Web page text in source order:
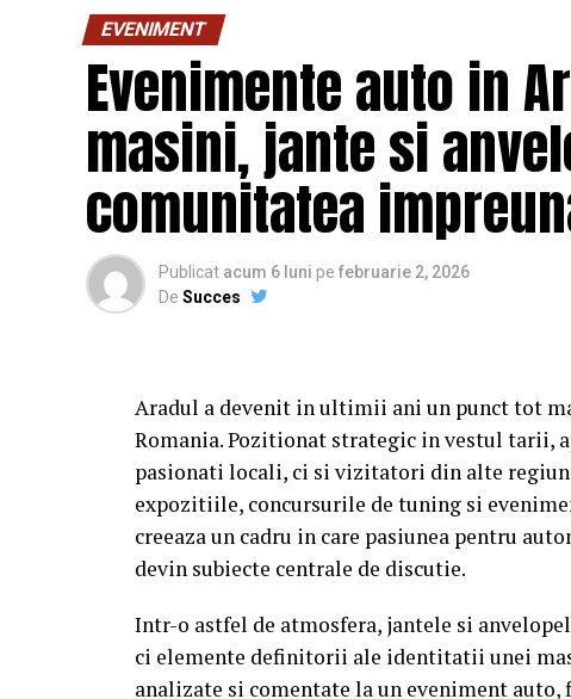
încerca să comunice mai bine între ei.
Cu râs pe săturate, surprize și personaje
mea”
intră în cinematografele din toată țara
Spectatorilor li s-a pregătit o surpriză pentru
Night” organizată în mai multe
cumpără un bilet la comedia „În pielea mea”
mea” se pot înscrie în cursa pentru un
biletului la cinema înformularul dedicat
sorți pe 24 februarie.
După proiecțiile speciale din Arad,
Mare, Oradea, cu săli pline, multe aplauze,
în mai multe orașe.
Pe11 februarieva avea loc proiecția specială
EVENIMENT
Evenimente auto in
masini, jante si
comunitatea
Publicat acum 6 luni pe februarie 2, 2026
De Succes
Aradul a devenit in ultimii ani un punct tot
Romania. Pozitionat strategic in vestul tarii,
pasionati locali, ci si vizitatori din alte
expozitiile, concursurile de tuning si
creeaza un cadru in care pasiunea pentru
devin subiecte centrale de discutie.
Intr-o astfel de atmosfera, jantele si
ci elemente definitorii ale identitatii unei
analizate si comentate la un eveniment